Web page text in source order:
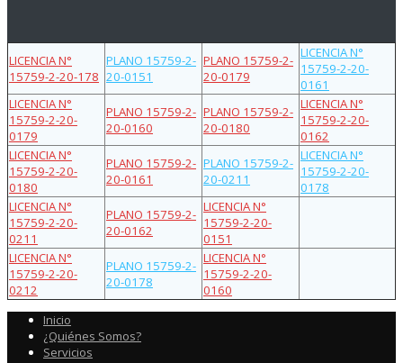
LICENCIA N°
15759-2-20-178
PLANO 15759-2-
20-0151
PLANO 15759-2-
20-0179
LICENCIA N°
15759-2-20-
0161
LICENCIA N°
15759-2-20-
0179
PLANO 15759-2-
20-0160
PLANO 15759-2-
20-0180
LICENCIA N°
15759-2-20-
0162
LICENCIA N°
15759-2-20-
0180
PLANO 15759-2-
20-0161
PLANO 15759-2-
20-0211
LICENCIA N°
15759-2-20-
0178
LICENCIA N°
15759-2-20-
0211
PLANO 15759-2-
20-0162
LICENCIA N°
15759-2-20-
0151
LICENCIA N°
15759-2-20-
0212
PLANO 15759-2-
20-0178
LICENCIA N°
15759-2-20-
0160
Inicio
¿Quiénes Somos?
Servicios